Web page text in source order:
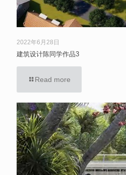
2022年6月28日
建筑设计陈同学作品3
Read more